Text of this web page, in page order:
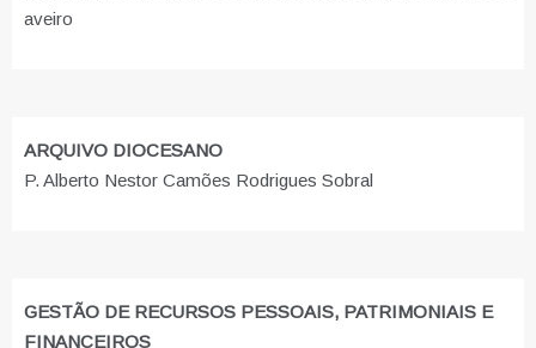
aveiro
ARQUIVO DIOCESANO
P. Alberto Nestor Camões Rodrigues Sobral
GESTÃO DE RECURSOS PESSOAIS, PATRIMONIAIS E
FINANCEIROS